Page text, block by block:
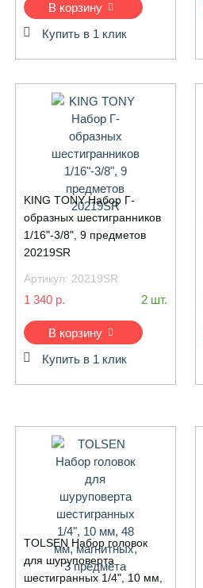
В корзину
Купить в 1 клик
KING TONY Набор Г-
образных шестигранников
1/16"-3/8", 9 предметов
20219SR
Артикул: 20219SR
1 340 р. 2 шт.
В корзину
Купить в 1 клик
TOLSEN Набор головок
для шуруповерта
шестигранных 1/4", 10 мм,